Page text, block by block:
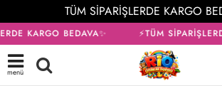
TÜM SİPARİŞLERDE KARGO
KARGO BEDAVA✨ ⚡TÜM
menü